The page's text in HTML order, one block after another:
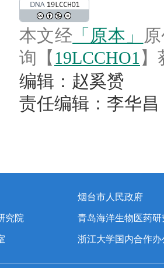
本文经 「原本」
询【 19LCCHO1 】
编辑：赵奚赟
责任编辑：李华昌
烟台市人民政府
究院 青岛海洋生物医药研
浙江大学国内合作办